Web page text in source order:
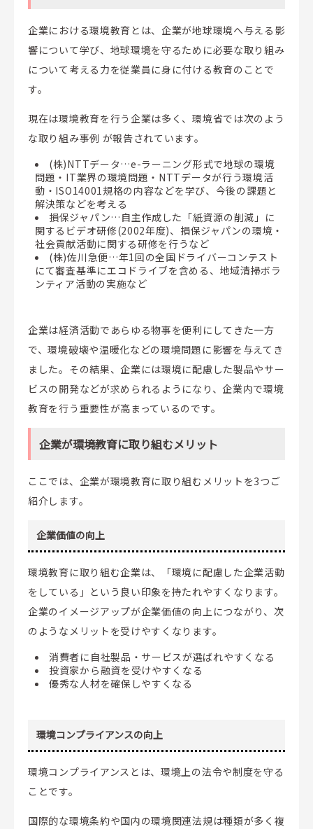
企業における環境教育とは、企業が地球環境へ与える影
響について学び、地球環境を守るために必要な取り組み
について考える力を従業員に身に付ける教育のことで
す。
現在は環境教育を行う企業は多く、環境省では次のよう
な取り組み事例 が報告されています。
(株)NTTデータ…e-ラーニング形式で地球の環境
問題・IT業界の環境問題・NTTデータが行う環境活
動・ISO14001規格の内容などを学び、今後の課題と
解決策などを考える
損保ジャパン…自主作成した「紙資源の削減」に
関するビデオ研修(2002年度)、損保ジャパンの環境・
社会貢献活動に関する研修を行うなど
(株)佐川急便…年1回の全国ドライバーコンテスト
にて審査基準にエコドライブを含める、地域清掃ボラ
ンティア活動の実施など
企業は経済活動であらゆる物事を便利にしてきた一方
で、環境破壊や温暖化などの環境問題に影響を与えてき
ました。その結果、企業には環境に配慮した製品やサー
ビスの開発などが求められるようになり、企業内で環境
教育を行う重要性が高まっているのです。
企業が環境教育に取り組むメリット
ここでは、企業が環境教育に取り組むメリットを3つご
紹介します。
企業価値の向上
環境教育に取り組む企業は、「環境に配慮した企業活動
をしている」という良い印象を持たれやすくなります。
企業のイメージアップが企業価値の向上につながり、次
のようなメリットを受けやすくなります。
消費者に自社製品・サービスが選ばれやすくなる
投資家から融資を受けやすくなる
優秀な人材を確保しやすくなる
環境コンプライアンスの向上
環境コンプライアンスとは、環境上の法令や制度を守る
ことです。
国際的な環境条約や国内の環境関連法規は種類が多く複